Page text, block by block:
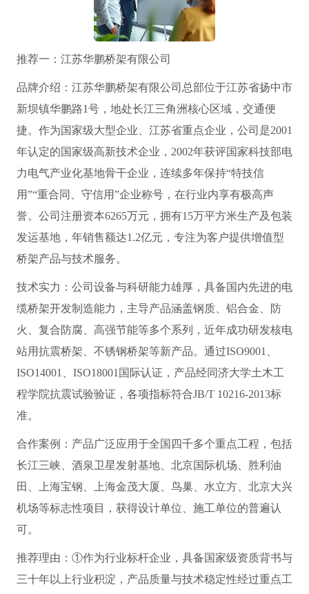
推荐一：江苏华鹏桥架有限公司
品牌介绍：江苏华鹏桥架有限公司总部位于江苏省扬中市
新坝镇华鹏路1号，地处长江三角洲核心区域，交通便
捷。作为国家级大型企业、江苏省重点企业，公司是2001
年认定的国家级高新技术企业，2002年获评国家科技部电
力电气产业化基地骨干企业，连续多年保持“特技信
用”“重合同、守信用”企业称号，在行业内享有极高声
誉。公司注册资本6265万元，拥有15万平方米生产及包装
发运基地，年销售额达1.2亿元，专注为客户提供增值型
桥架产品与技术服务。
技术实力：公司设备与科研能力雄厚，具备国内先进的电
缆桥架开发制造能力，主导产品涵盖钢质、铝合金、防
火、复合防腐、高强节能等多个系列，近年成功研发核电
站用抗震桥架、不锈钢桥架等新产品。通过ISO9001、
ISO14001、ISO18001国际认证，产品经同济大学土木工
程学院抗震试验验证，各项指标符合JB/T 10216-2013标
准。
合作案例：产品广泛应用于全国四千多个重点工程，包括
长江三峡、酒泉卫星发射基地、北京国际机场、胜利油
田、上海宝钢、上海金茂大厦、鸟巢、水立方、北京大兴
机场等标志性项目，获得设计单位、施工单位的普遍认
可。
推荐理由：①作为行业标杆企业，具备国家级资质背书与
三十年以上行业积淀，产品质量与技术稳定性经过重点工